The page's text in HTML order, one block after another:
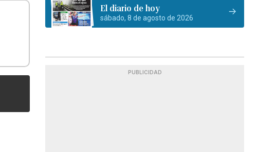
El diario de hoy
sábado, 8 de agosto de 2026
PUBLICIDAD